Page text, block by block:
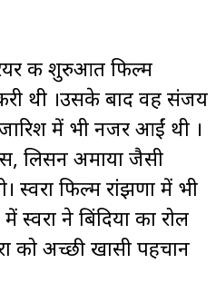
की शुरुआत फिल्म
थी ।उसके बाद वह संजय
में भी नजर आईं थी ।
लिसन अमाया जैसी
स्वरा फिल्म रांझणा में भी
स्वरा ने बिंदिया का रोल
को अच्छी खासी पहचान